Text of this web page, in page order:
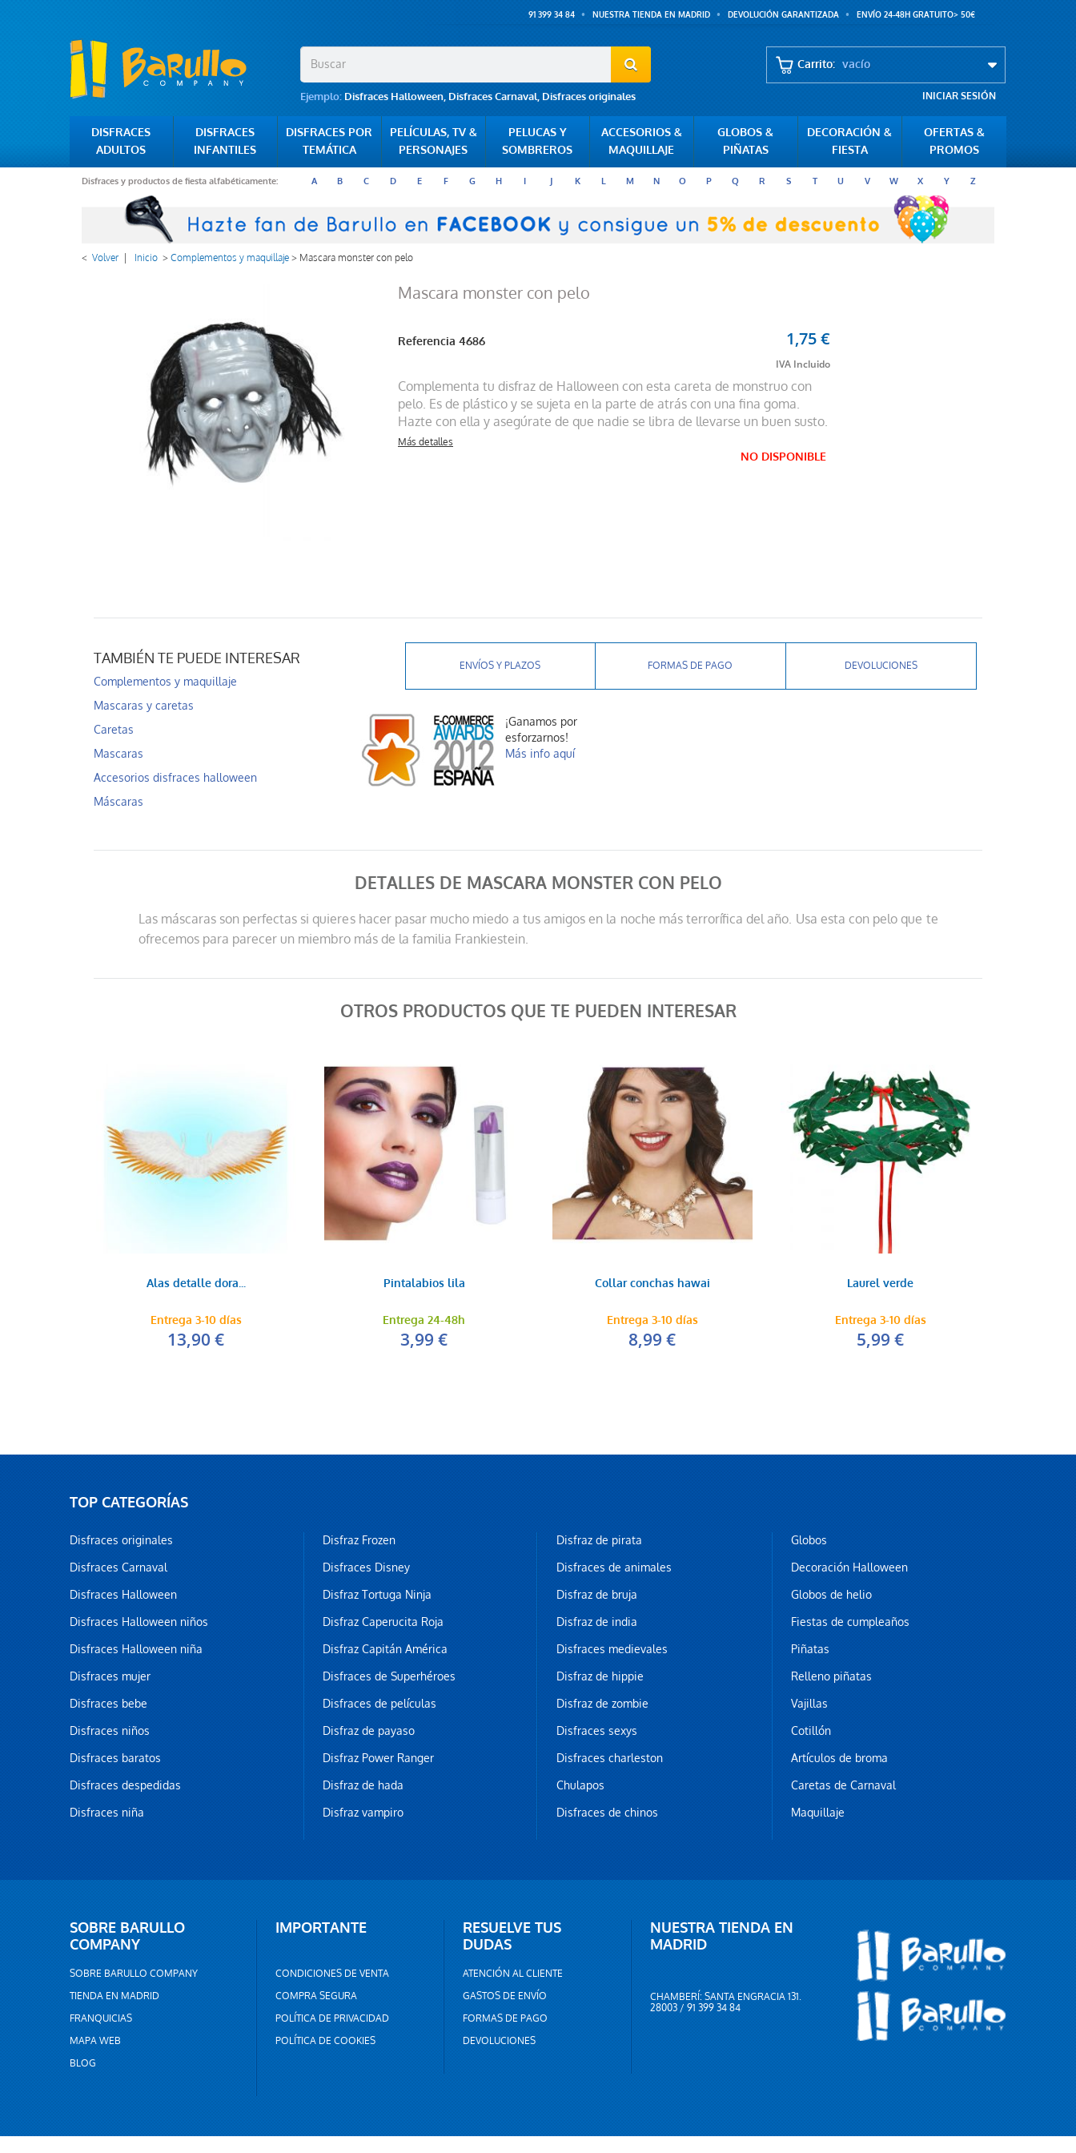
91 399 34 84 NUESTRA TIENDA EN MADRID DEVOLUCIÓN GARANTIZADA ENVÍO 24-48H GRATUITO> 50€
Ejemplo: Disfraces Halloween, Disfraces Carnaval, Disfraces originales
Carrito: vacío
INICIAR SESIÓN
DISFRACES
ADULTOS
DISFRACES
INFANTILES
DISFRACES POR
TEMÁTICA
PELÍCULAS, TV &
PERSONAJES
PELUCAS Y
SOMBREROS
ACCESORIOS &
MAQUILLAJE
GLOBOS &
PIÑATAS
DECORACIÓN &
FIESTA
OFERTAS &
PROMOS
Disfraces y productos de fiesta alfabéticamente: A B C D E F G H I J K L M N O P Q R S T U V W X Y Z
< Volver Inicio >Complementos y maquillaje> Mascara monster con pelo
Mascara monster con pelo
Referencia 4686 1,75 €
Complementa tu disfraz de Halloween con esta careta de monstruo con
pelo. Es de plástico y se sujeta en la parte de atrás con una fina goma.
Hazte con ella y asegúrate de que nadie se libra de llevarse un buen susto.
Más detalles
NO DISPONIBLE
TAMBIÉN TE PUEDE INTERESAR
Complementos y maquillaje
Mascaras y caretas
Caretas
Mascaras
Accesorios disfraces halloween
Máscaras
ENVÍOS Y PLAZOS FORMAS DE PAGO DEVOLUCIONES
¡Ganamos por
esforzarnos!
Más info aquí
DETALLES DE MASCARA MONSTER CON PELO
Las máscaras son perfectas si quieres hacer pasar mucho miedo a tus amigos en la noche más terrorífica del año. Usa esta con pelo que te
ofrecemos para parecer un miembro más de la familia Frankiestein.
OTROS PRODUCTOS QUE TE PUEDEN INTERESAR
Alas detalle dora...
Entrega 3-10 días
13,90 €
Pintalabios lila
Entrega 24-48h
3,99 €
Collar conchas hawai
Entrega 3-10 días
8,99 €
Laurel verde
Entrega 3-10 días
5,99 €
TOP CATEGORÍAS
Disfraces originales
Disfraces Carnaval
Disfraces Halloween
Disfraces Halloween niños
Disfraces Halloween niña
Disfraces mujer
Disfraces bebe
Disfraces niños
Disfraces baratos
Disfraces despedidas
Disfraces niña
Disfraz Frozen
Disfraces Disney
Disfraz Tortuga Ninja
Disfraz Caperucita Roja
Disfraz Capitán América
Disfraces de Superhéroes
Disfraces de películas
Disfraz de payaso
Disfraz Power Ranger
Disfraz de hada
Disfraz vampiro
Disfraz de pirata
Disfraces de animales
Disfraz de bruja
Disfraz de india
Disfraces medievales
Disfraz de hippie
Disfraz de zombie
Disfraces sexys
Disfraces charleston
Chulapos
Disfraces de chinos
Globos
Decoración Halloween
Globos de helio
Fiestas de cumpleaños
Piñatas
Relleno piñatas
Vajillas
Cotillón
Artículos de broma
Caretas de Carnaval
Maquillaje
SOBRE BARULLO
COMPANY
SOBRE BARULLO COMPANY
TIENDA EN MADRID
FRANQUICIAS
MAPA WEB
BLOG
IMPORTANTE
CONDICIONES DE VENTA
COMPRA SEGURA
POLÍTICA DE PRIVACIDAD
POLÍTICA DE COOKIES
RESUELVE TUS
DUDAS
ATENCIÓN AL CLIENTE
GASTOS DE ENVÍO
FORMAS DE PAGO
DEVOLUCIONES
NUESTRA TIENDA EN
MADRID
CHAMBERÍ: SANTA ENGRACIA 131.
28003 / 91 399 34 84